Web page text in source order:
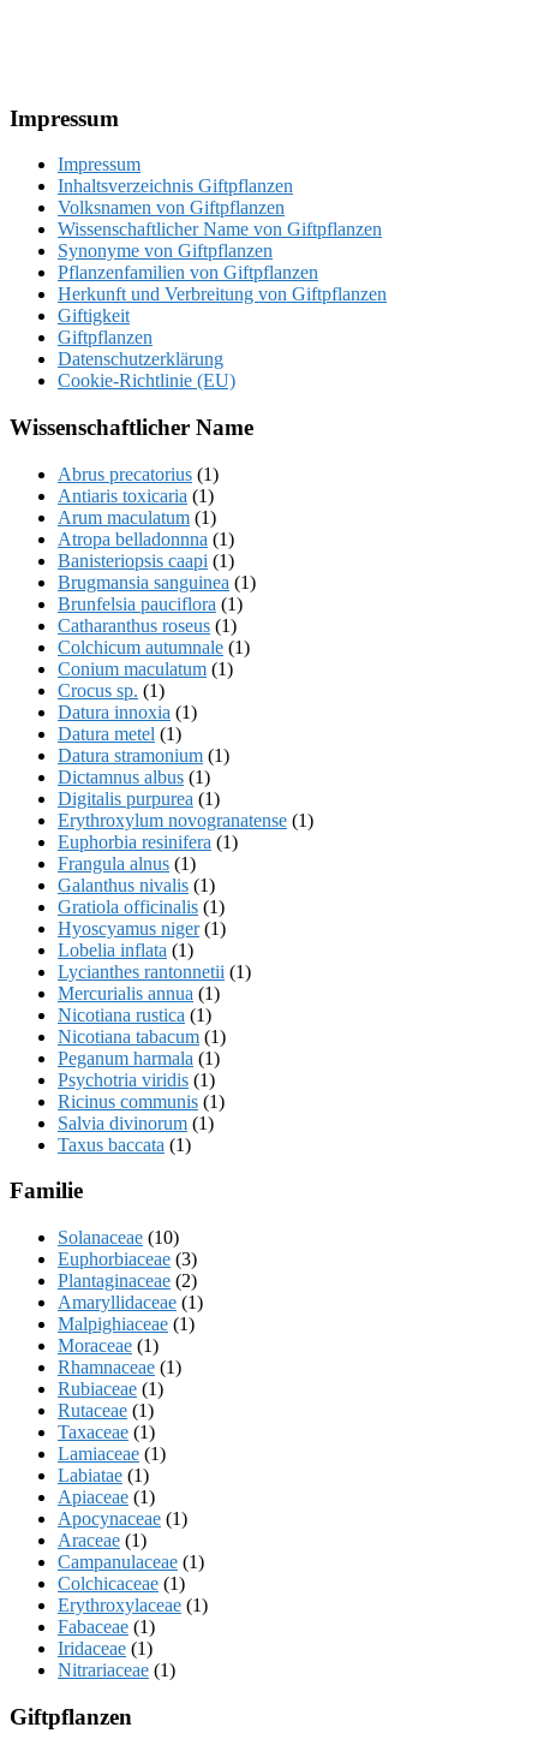
Footer
Impressum
Impressum
Inhaltsverzeichnis Giftpflanzen
Volksnamen von Giftpflanzen
Wissenschaftlicher Name von Giftpflanzen
Synonyme von Giftpflanzen
Pflanzenfamilien von Giftpflanzen
Herkunft und Verbreitung von Giftpflanzen
Giftigkeit
Giftpflanzen
Datenschutzerklärung
Cookie-Richtlinie (EU)
Wissenschaftlicher Name
Abrus precatorius (1)
Antiaris toxicaria (1)
Arum maculatum (1)
Atropa belladonnna (1)
Banisteriopsis caapi (1)
Brugmansia sanguinea (1)
Brunfelsia pauciflora (1)
Catharanthus roseus (1)
Colchicum autumnale (1)
Conium maculatum (1)
Crocus sp. (1)
Datura innoxia (1)
Datura metel (1)
Datura stramonium (1)
Dictamnus albus (1)
Digitalis purpurea (1)
Erythroxylum novogranatense (1)
Euphorbia resinifera (1)
Frangula alnus (1)
Galanthus nivalis (1)
Gratiola officinalis (1)
Hyoscyamus niger(1)
Lobelia inflata (1)
Lycianthes rantonnetii (1)
Mercurialis annua (1)
Nicotiana rustica (1)
Nicotiana tabacum (1)
Peganum harmala (1)
Psychotria viridis (1)
Ricinus communis (1)
Salvia divinorum (1)
Taxus baccata (1)
Familie
Solanaceae (10)
Euphorbiaceae (3)
Plantaginaceae (2)
Amaryllidaceae (1)
Malpighiaceae (1)
Moraceae (1)
Rhamnaceae (1)
Rubiaceae (1)
Rutaceae (1)
Taxaceae (1)
Lamiaceae (1)
Labiatae (1)
Apiaceae (1)
Apocynaceae (1)
Araceae (1)
Campanulaceae (1)
Colchicaceae (1)
Erythroxylaceae (1)
Fabaceae (1)
Iridaceae (1)
Nitrariaceae (1)
Giftpflanzen